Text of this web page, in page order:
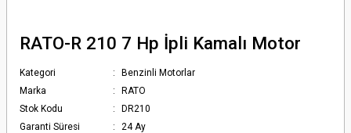
RATO-R 210 7 Hp İpli Kamalı Motor
Kategori
Benzinli Motorlar
Marka
RATO
Stok Kodu
DR210
Garanti Süresi
24 Ay